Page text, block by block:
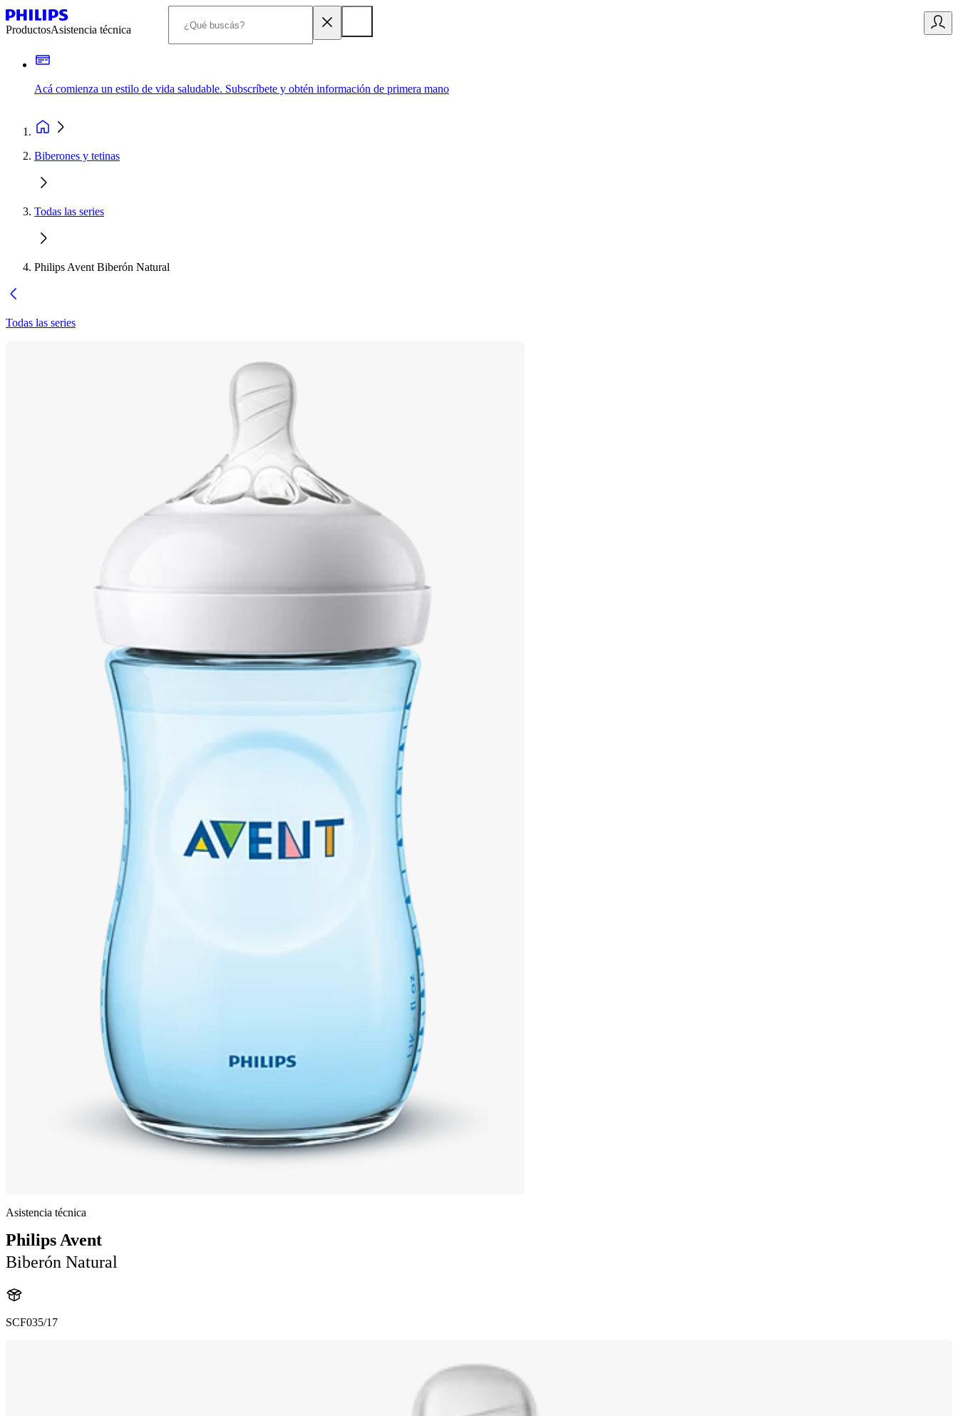
ProductosAsistencia técnica
Acá comienza un estilo de vida saludable. Subscríbete y obtén información de primera mano
Biberones y tetinas
Todas las series
Philips Avent Biberón Natural
Todas las series
Asistencia técnica
Philips Avent
Biberón Natural
SCF035/17